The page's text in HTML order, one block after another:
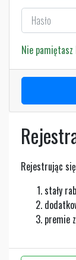
Nie pamiętasz
Rejestrując
stały
premie